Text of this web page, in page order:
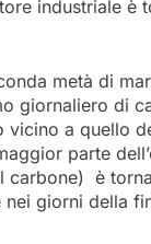
industriale è
metà di
giornaliero di
vicino a quello
parte
carbone) è
giorni della